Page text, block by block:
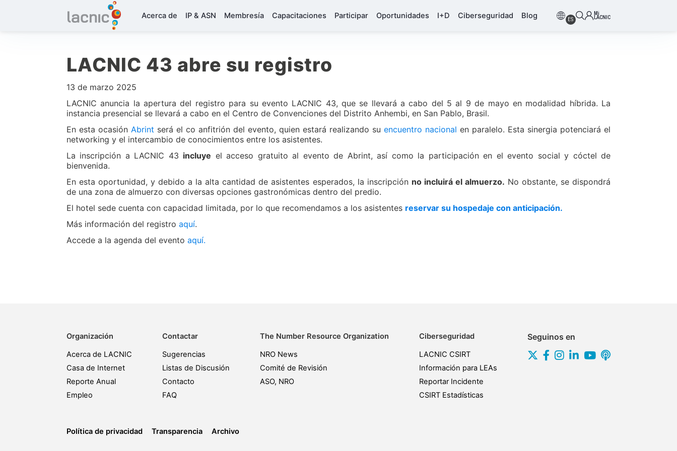
Acerca de IP & ASN Membresía Capacitaciones Participar Oportunidades I+D Ciberseguridad Blog ES
Mi
LACNIC
LACNIC 43 abre su registro
13 de marzo 2025
LACNIC anuncia la apertura del registro para su evento LACNIC 43, que se llevará a cabo del 5 al 9 de mayo en modalidad híbrida. La
instancia presencial se llevará a cabo en el Centro de Convenciones del Distrito Anhembi, en San Pablo, Brasil.
En esta ocasión Abrint será el co anfitrión del evento, quien estará realizando su encuentro nacional en paralelo. Esta sinergia potenciará el
networking y el intercambio de conocimientos entre los asistentes.
La inscripción a LACNIC 43 incluye el acceso gratuito al evento de Abrint, así como la participación en el evento social y cóctel de
bienvenida.
En esta oportunidad, y debido a la alta cantidad de asistentes esperados, la inscripción no incluirá el almuerzo. No obstante, se dispondrá
de una zona de almuerzo con diversas opciones gastronómicas dentro del predio.
El hotel sede cuenta con capacidad limitada, por lo que recomendamos a los asistentes reservar su hospedaje con anticipación.
Más información del registro aquí.
Accede a la agenda del evento aquí.
Organización
Acerca de LACNIC
Casa de Internet
Reporte Anual
Empleo
Contactar
Sugerencias
Listas de Discusión
Contacto
FAQ
The Number Resource Organization
NRO News
Comité de Revisión
ASO, NRO
Ciberseguridad
LACNIC CSIRT
Información para LEAs
Reportar Incidente
CSIRT Estadísticas
Política de privacidad Transparencia Archivo
Seguinos en